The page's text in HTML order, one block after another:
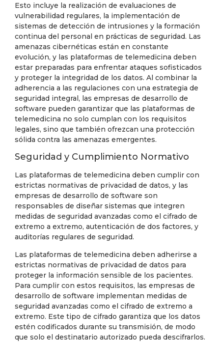
Esto incluye la realización de evaluaciones de
vulnerabilidad regulares, la implementación de
sistemas de detección de intrusiones y la formación
continua del personal en prácticas de seguridad. Las
amenazas cibernéticas están en constante
evolución, y las plataformas de telemedicina deben
estar preparadas para enfrentar ataques sofisticados
y proteger la integridad de los datos. Al combinar la
adherencia a las regulaciones con una estrategia de
seguridad integral, las empresas de desarrollo de
software pueden garantizar que las plataformas de
telemedicina no solo cumplan con los requisitos
legales, sino que también ofrezcan una protección
sólida contra las amenazas emergentes.
Seguridad y Cumplimiento Normativo
Las plataformas de telemedicina deben cumplir con
estrictas normativas de privacidad de datos, y las
empresas de desarrollo de software son
responsables de diseñar sistemas que integren
medidas de seguridad avanzadas como el cifrado de
extremo a extremo, autenticación de dos factores, y
auditorías regulares de seguridad.
Las plataformas de telemedicina deben adherirse a
estrictas normativas de privacidad de datos para
proteger la información sensible de los pacientes.
Para cumplir con estos requisitos, las empresas de
desarrollo de software implementan medidas de
seguridad avanzadas como el cifrado de extremo a
extremo. Este tipo de cifrado garantiza que los datos
estén codificados durante su transmisión, de modo
que solo el destinatario autorizado pueda descifrarlos.